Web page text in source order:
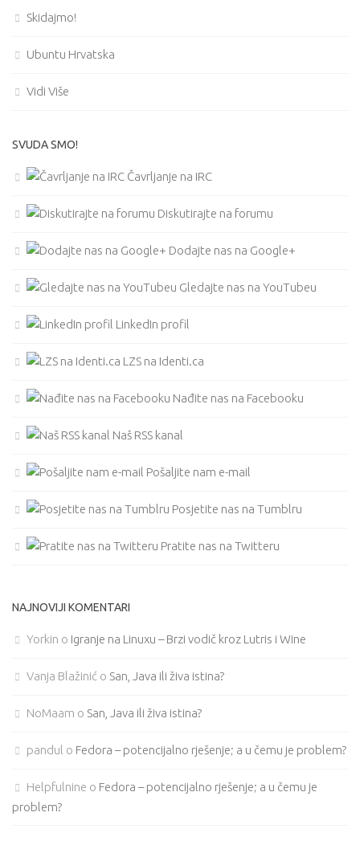
Skidajmo!
Ubuntu Hrvatska
Vidi Više
SVUDA SMO!
Čavrljanje na IRC
Diskutirajte na forumu
Dodajte nas na Google+
Gledajte nas na YouTubeu
LinkedIn profil
LZS na Identi.ca
Nađite nas na Facebooku
Naš RSS kanal
Pošaljite nam e-mail
Posjetite nas na Tumblru
Pratite nas na Twitteru
NAJNOVIJI KOMENTARI
Yorkin o Igranje na Linuxu – Brzi vodič kroz Lutris i Wine
Vanja Blažinić o San, Java ili živa istina?
NoMaam o San, Java ili živa istina?
pandul o Fedora – potencijalno rješenje; a u čemu je problem?
Helpfulnine o Fedora – potencijalno rješenje; a u čemu je
problem?